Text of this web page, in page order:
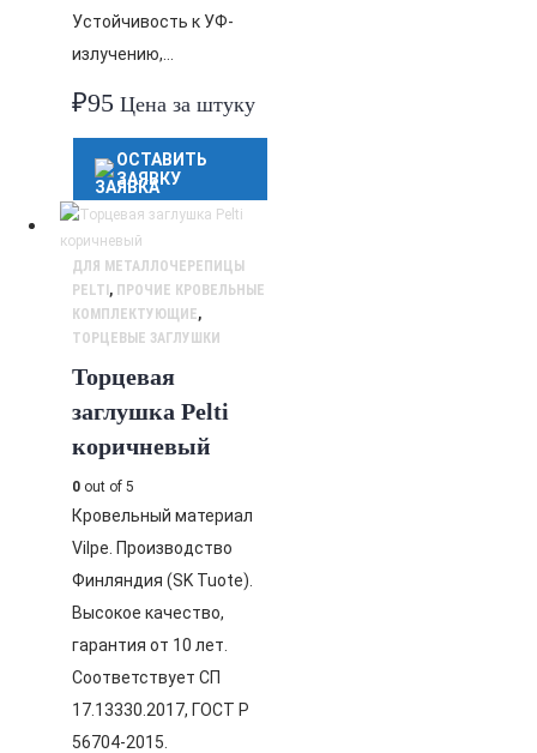
Устойчивость к УФ-
излучению,…
₽95 Цена за штуку
ОСТАВИТЬ
ЗАЯВКУ
ДЛЯ МЕТАЛЛОЧЕРЕПИЦЫ
PELTI , ПРОЧИЕ КРОВЕЛЬНЫЕ
КОМПЛЕКТУЮЩИЕ,
ТОРЦЕВЫЕ ЗАГЛУШКИ
Торцевая
заглушка Pelti
коричневый
0 out of 5
Кровельный материал
Vilpe. Производство
Финляндия (SK Tuote).
Высокое качество,
гарантия от 10 лет.
Соответствует СП
17.13330.2017, ГОСТ Р
56704-2015.